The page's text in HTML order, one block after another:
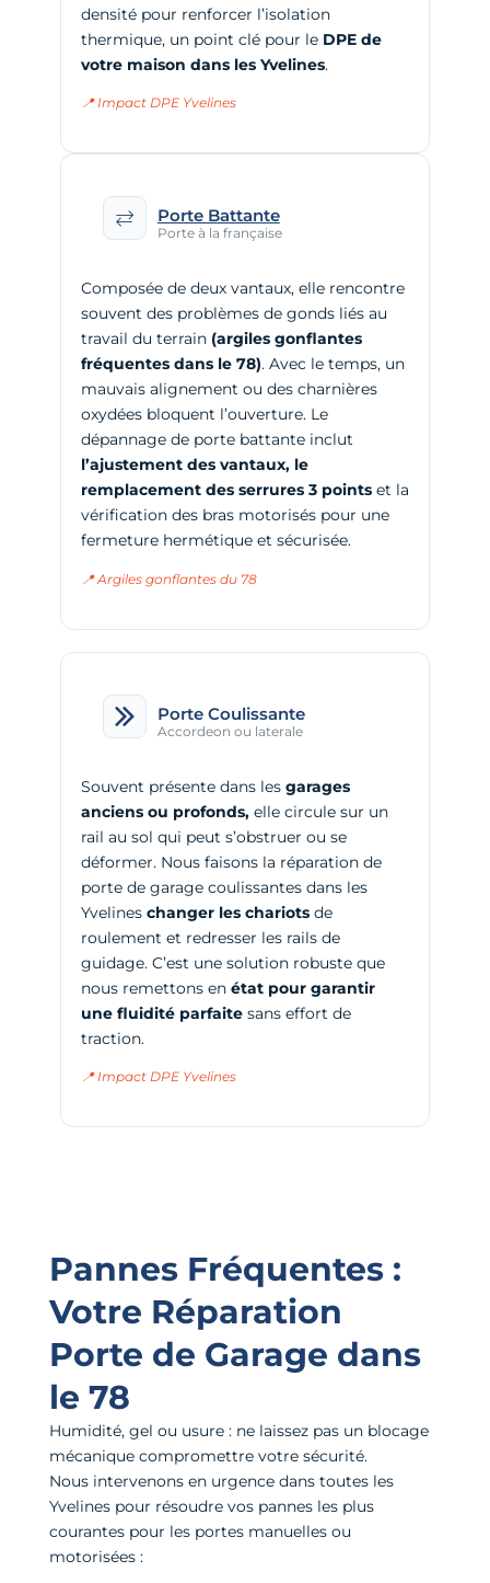
densité pour renforcer l’isolation
thermique, un point clé pour le DPE de
votre maison dans les Yvelines.
📍 Impact DPE Yvelines
Porte Battante
Porte à la française
Composée de deux vantaux, elle rencontre
souvent des problèmes de gonds liés au
travail du terrain (argiles gonflantes
fréquentes dans le 78). Avec le temps, un
mauvais alignement ou des charnières
oxydées bloquent l’ouverture. Le
dépannage de porte battante inclut
l’ajustement des vantaux, le
remplacement des serrures 3 pointset la
vérification des bras motorisés pour une
fermeture hermétique et sécurisée.
📍 Argiles gonflantes du 78
Porte Coulissante
Accordeon ou laterale
Souvent présente dans les garages
anciens ou profonds,elle circule sur un
rail au sol qui peut s’obstruer ou se
déformer. Nous faisons la réparation de
porte de garage coulissantes dans les
Yvelines changer les chariotsde
roulement et redresser les rails de
guidage. C’est une solution robuste que
nous remettons enétat pour garantir
une fluidité parfaitesans effort de
traction.
📍 Impact DPE Yvelines
Pannes Fréquentes :
Votre Réparation
Porte de Garage dans
le 78
Humidité, gel ou usure : ne laissez pas un blocage
mécanique compromettre votre sécurité.
Nous intervenons en urgence dans toutes les
Yvelines pour résoudre vos pannes les plus
courantes pour les portes manuelles ou
motorisées :